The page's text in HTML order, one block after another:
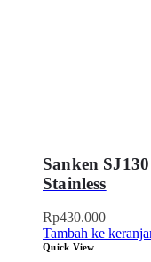
Sanken
Stainless
Rp430.000
Tambah ke
Quick View